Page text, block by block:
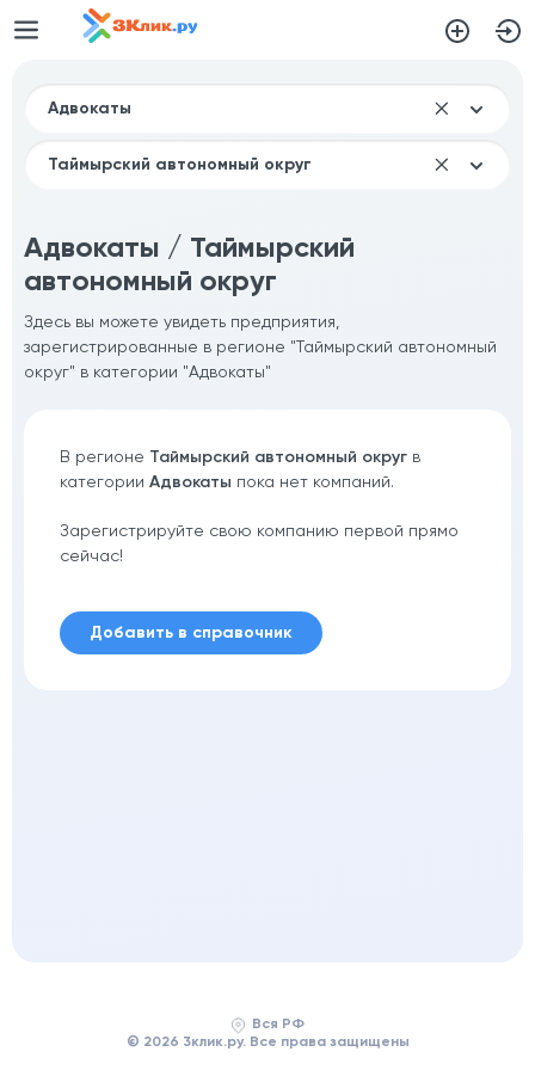
Адвокаты / Таймырский
автономный округ
Здесь вы можете увидеть предприятия,
зарегистрированные в регионе "Таймырский автономный
округ" в категории "Адвокаты"
В регионе Таймырский автономный округ в
категории Адвокаты пока нет компаний.
Зарегистрируйте свою компанию первой прямо
сейчас!
Добавить в справочник
Вся РФ
© 2026 3клик.ру. Все права защищены